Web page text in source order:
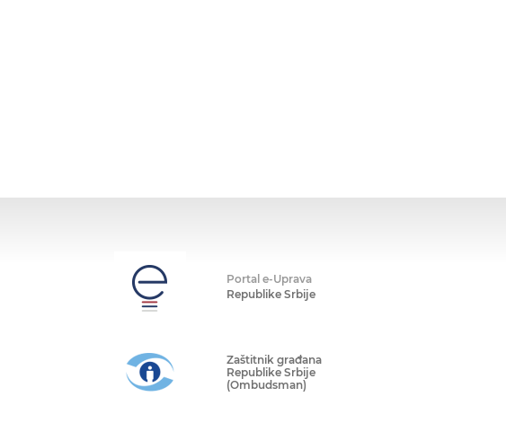
Portal e-Uprava
Republike Srbije
Zaštitnik građana
Republike Srbije
(Ombudsman)